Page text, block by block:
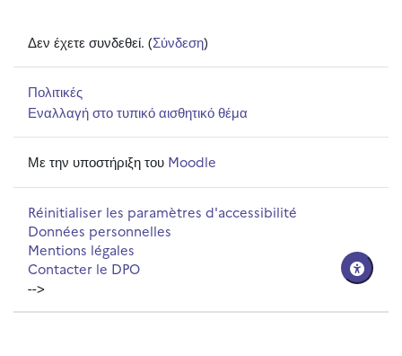
Δεν έχετε συνδεθεί. (Σύνδεση)
Πολιτικές
Εναλλαγή στο τυπικό αισθητικό θέμα
Με την υποστήριξη του Moodle
Réinitialiser les paramètres d'accessibilité
Données personnelles
Mentions légales
Contacter le DPO
-->